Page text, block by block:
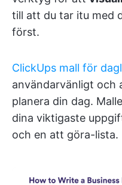
till att du tar itu med
först.
ClickUps mall för
användarvänligt och
planera din dag.
dina viktigaste
och en att göra-lista.